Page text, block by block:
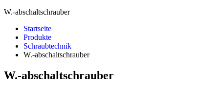
W.-abschaltschrauber
Startseite
Produkte
Schraubtechnik
W.-abschaltschrauber
W.-abschaltschrauber